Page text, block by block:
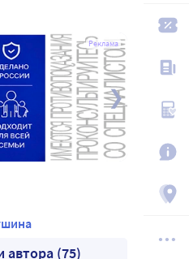
Реклама
автора (75)